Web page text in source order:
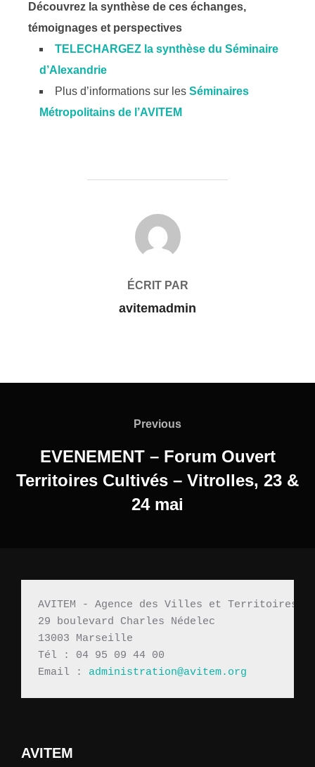
Découvrez la synthèse de ces échanges,
témoignages et perspectives
TELECHARGEZ la synthèse du Séminaire
d’Alexandrie
Plus d’informations sur les Séminaires
Métropolitains de l’AVITEM
AUTEUR DE LA PUBLICATION
ÉCRIT PAR
avitemadmin
Previous
EVENEMENT – Forum Ouvert
Territoires Cultivés – Vitrolles, 23 &
24 mai
AVITEM - Agence des Villes et Territoires
29 boulevard Charles Nédelec
13003 Marseille
Tél : 04 95 09 44 00
Email : administration@avitem.org
AVITEM